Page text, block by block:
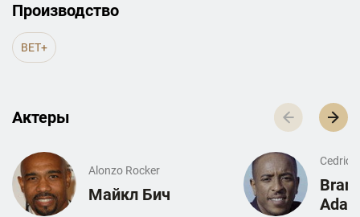
Производство
BET+
Актеры
Alonzo Rocker
Майкл Бич
Cedric